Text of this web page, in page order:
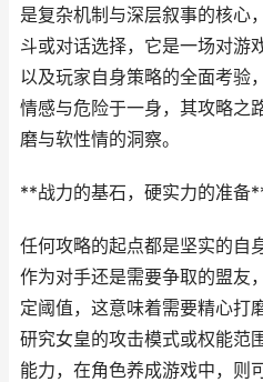
是复杂机制与深层叙事的核心
斗或对话选择，它是一场对游
以及玩家自身策略的全面考验
情感与危险于一身，其攻略之
磨与软性情的洞察。
**战力的基石，硬实力的准备
任何攻略的起点都是坚实的自
作为对手还是需要争取的盟友
定阈值，这意味着需要精心打
研究女皇的攻击模式或权能范
能力，在角色养成游戏中，则